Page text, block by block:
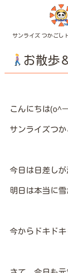
サンライズ つかごし
お散歩
こんにちは
サンライズつ
今日は日差しが
明日は本当に
今からドキド